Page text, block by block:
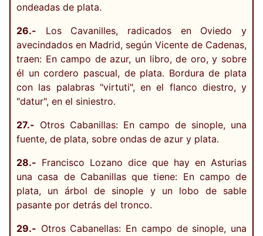
ondeadas de plata.
26.- Los Cavanilles, radicados en Oviedo y
avecindados en Madrid, según Vicente de Cadenas,
traen: En campo de azur, un libro, de oro, y sobre
él un cordero pascual, de plata. Bordura de plata
con las palabras "virtuti", en el flanco diestro, y
"datur", en el siniestro.
27.- Otros Cabanillas: En campo de sinople, una
fuente, de plata, sobre ondas de azur y plata.
28.- Francisco Lozano dice que hay en Asturias
una casa de Cabanillas que tiene: En campo de
plata, un árbol de sinople y un lobo de sable
pasante por detrás del tronco.
29.- Otros Cabanellas: En campo de sinople, una